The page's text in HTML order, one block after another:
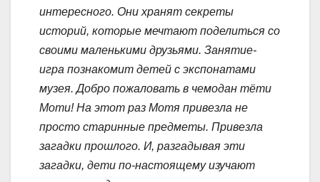
интересного. Они хранят секреты
историй, которые мечтают поделиться со
своими маленькими друзьями. Занятие-
игра познакомит детей с экспонатами
музея.Добро пожаловать в чемодан тёти
Моти!На этот раз Мотя привезла не
просто старинные предметы. Привезла
загадки прошлого. И, разгадывая эти
загадки, дети по-настоящему изучают